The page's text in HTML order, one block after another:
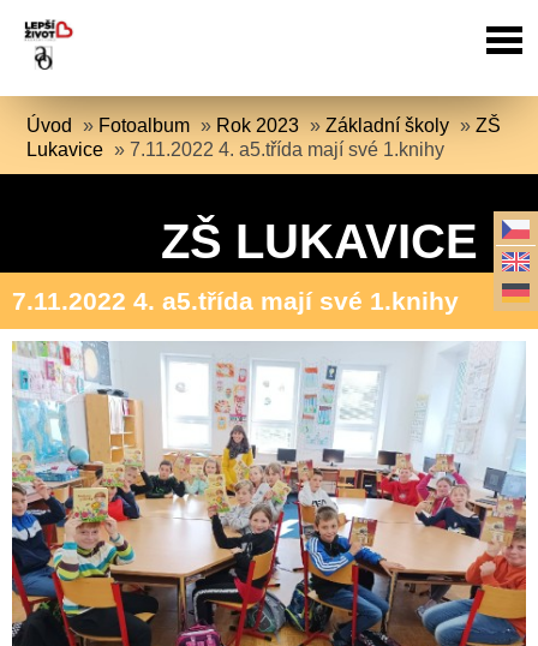
Úvod » Fotoalbum » Rok 2023 »Základní školy »ZŠ
Lukavice »7.11.2022 4. a5.třída mají své 1.knihy
ZŠ LUKAVICE
7.11.2022 4. a5.třída mají své 1.knihy